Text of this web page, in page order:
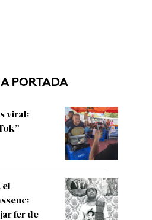
PORTADA
viral:
el
fer de